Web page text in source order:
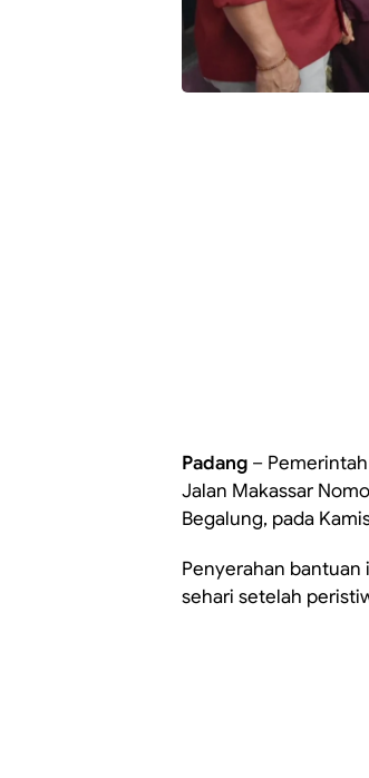
Padang –
Jalan Makassar
Begalung, pada
Penyerahan bantuan
sehari setelah